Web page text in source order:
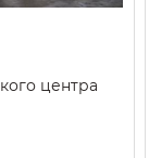
центра